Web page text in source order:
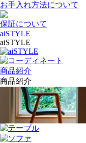
お手入れ方法について
保証について
aiSTYLE
aiSTYLE
aiSTYLE
コーディネート
商品紹介
商品紹介
テーブル
ソファ